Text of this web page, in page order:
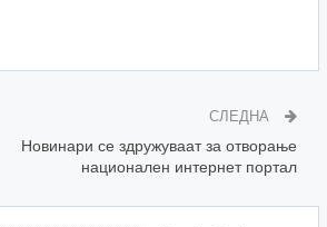
СЛЕДНА
Новинари се здружуваат за отворање
национален интернет портал